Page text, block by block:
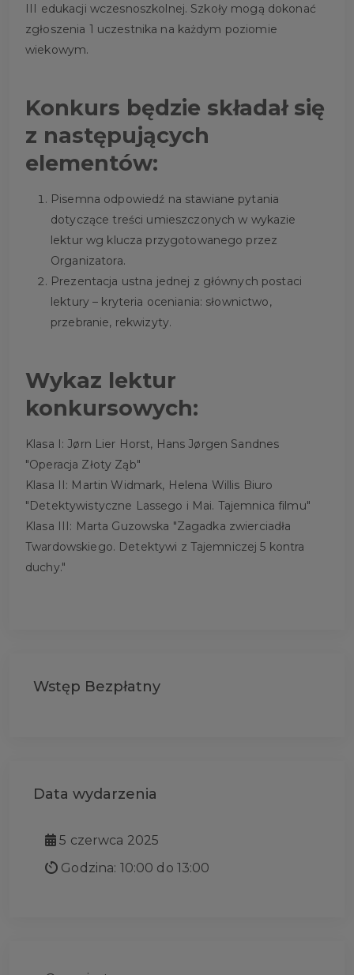
III edukacji wczesnoszkolnej. Szkoły mogą dokonać
zgłoszenia 1 uczestnika na każdym poziomie
wiekowym.
Konkurs będzie składał się
z następujących
elementów:
Pisemna odpowiedź na stawiane pytania
dotyczące treści umieszczonych w wykazie
lektur wg klucza przygotowanego przez
Organizatora.
Prezentacja ustna jednej z głównych postaci
lektury – kryteria oceniania: słownictwo,
przebranie, rekwizyty.
Wykaz lektur
konkursowych:
Klasa I: Jørn Lier Horst, Hans Jørgen Sandnes
"Operacja Złoty Ząb"
Klasa II: Martin Widmark, Helena Willis Biuro
"Detektywistyczne Lassego i Mai. Tajemnica filmu"
Klasa III: Marta Guzowska "Zagadka zwierciadła
Twardowskiego. Detektywi z Tajemniczej 5 kontra
duchy."
Wstęp Bezpłatny
Data wydarzenia
5 czerwca 2025
Godzina: 10:00 do 13:00